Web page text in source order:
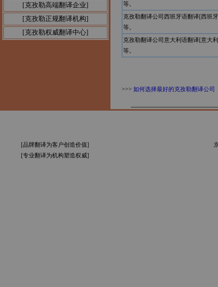
[克孜勒高端翻译企业]
[克孜勒正规翻译机构]
[克孜勒权威翻译中心]
等。
克孜勒翻译公司西班牙语翻译[西班
等。
克孜勒翻译公司意大利语翻译[意大
等。
>>> 如何选择最好的克孜勒翻译公司
[品牌翻译为客户创造价值]
[专业翻译为机构塑造权威]